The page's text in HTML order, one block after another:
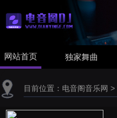
网站首页 独家舞曲
目前位置： 电音阁音乐网 >